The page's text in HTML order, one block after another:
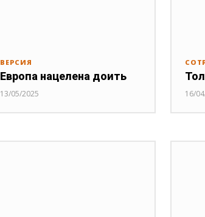
ВЕРСИЯ
Европа нацелена доить
13/05/2025 16/